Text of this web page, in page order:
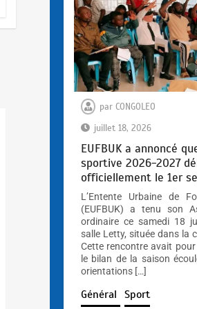
« Kebano » rêve
juillet 24, 2026
EUFBUK a annoncé
sportive 2026-2027
officiellement le 1er
2026
juillet 18, 2026
par CONGOLEO
juillet 18, 2026
EUFBUK a annoncé
sportive 2026-2027
officiellement le 1er
L’Entente Urbaine de
(EUFBUK) a tenu son
ordinaire ce samedi 18
salle Letty, située dans la
Cette rencontre avait
le bilan de la saison
orientations […]
Général Sport